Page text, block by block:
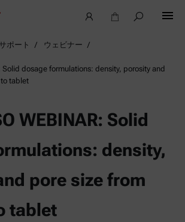
ポート ウェビナー
Solid dosage formulations: density, porosity and
tablet
WEBINAR: Solid
density,
pore size from
tablet